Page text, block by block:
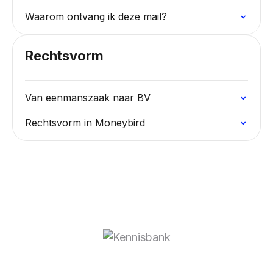
Waarom ontvang ik deze mail?
Rechtsvorm
Van eenmanszaak naar BV
Rechtsvorm in Moneybird